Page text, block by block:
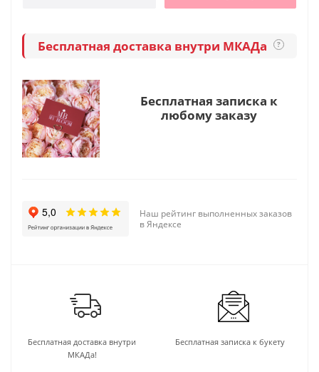
Бесплатная доставка внутри МКАДа ?
Бесплатная записка к
любому заказу
Наш рейтинг выполненных заказов
в Яндексе
Бесплатная доставка внутри
МКАДа!
Бесплатная записка к букету